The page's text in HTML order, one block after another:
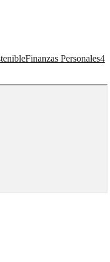
Finanzas Personales4